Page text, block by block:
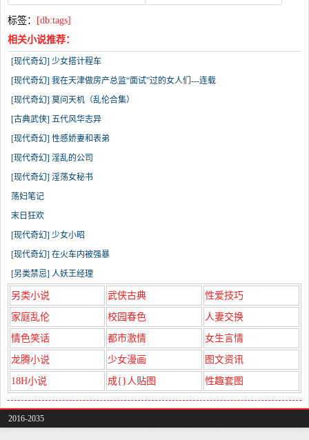
标签：
[db:tags]
相关小说推荐：
[现代奇幻] 少女搭计程车
[现代奇幻] 我在天津做房产总监“面试”过的女人们---连载
[现代奇幻] 莫问天机（乱伦合集）
[古典武侠] 五代风华志异
[现代奇幻] 性感娇妻和表弟
[现代奇幻] 淫乱的公司
[现代奇幻] 淫荡女秘书
荡妇笔记
末日狂欢
[现代奇幻] 少女小昭
[现代奇幻] 在火车内被强暴
[另类禁忌] 人妖王经理
另类小说 武侠古典 性爱技巧
家庭乱伦 校园春色 人妻交换
情色笑话 都市激情 女生言情
龙腾小说 少女漫画 图文资讯
18H小说 成{}人贴图 性趣套图
2016-2035